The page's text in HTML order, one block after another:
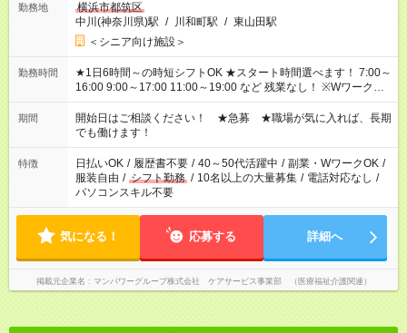
勤務地
横浜市都筑区
中川(神奈川県)駅 / 川和町駅 / 東山田駅
＜シニア向け施設＞
勤務時間
★1日6時間～の時短シフトOK ★スタート時間選べます！ 7:00～
16:00 9:00～17:00 11:00～19:00 など 残業なし！ ※Wワークの
場合、他のお仕事と合わせ週40時間超の就業はご案内できませ
ん ※法令に基づき、週20時間以上勤務は社会保険への加入対象
となります ※労働者派遣法（日雇い派遣の原則禁止）により、
短時間・短期間の就業はご案内が難しい場合があります
期間
開始日はご相談ください！ ★急募 ★職場が気に入れば、長期
でも働けます！
特徴 日払いOK / 履歴書不要 / 40～50代活躍中 / 副業・WワークOK /
服装自由 / シフト勤務 / 10名以上の大量募集 / 電話対応なし /
パソコンスキル不要
気になる！ 応募する 詳細へ
掲載元企業名 マンパワーグループ株式会社 ケアサービス事業部 （医療福祉介護関連）